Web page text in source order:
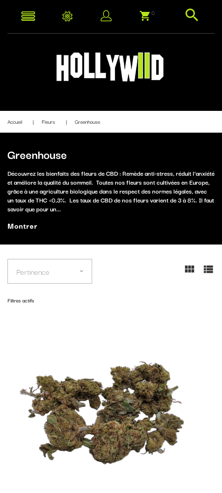
0
Accueil Fleurs Greenhouse
Greenhouse
Montrer
Découvrez les bienfaits des fleurs de CBD : Remède anti-stress, réduit l'anxiété
et améliore la qualité du sommeil. Toutes nos fleurs sont cultivées en Europe,
grâce à une agriculture biologique dans le respect des normes légales, avec
un taux de THC <0,3%. Les taux de CBD de nos fleurs varient de 3 à 8%. Il faut
savoir que pour un...
Pertinence
Filtres actifs